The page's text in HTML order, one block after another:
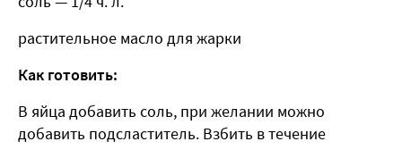
растительное масло для жарки
Как готовить:
В яйца добавить соль, при желании можно
добавить подсластитель. Взбить в течение